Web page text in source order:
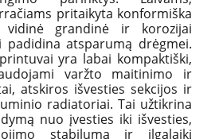
pritaikyta konformiška
vidinė grandinė ir korozijai
padidina atsparumą drėgmei.
yra labai kompaktiški,
varžto maitinimo ir
atskiros išvesties sekcijos ir
radiatoriai. Tai užtikrina
nuo įvesties iki išvesties,
stabilumą ir ilgalaikį